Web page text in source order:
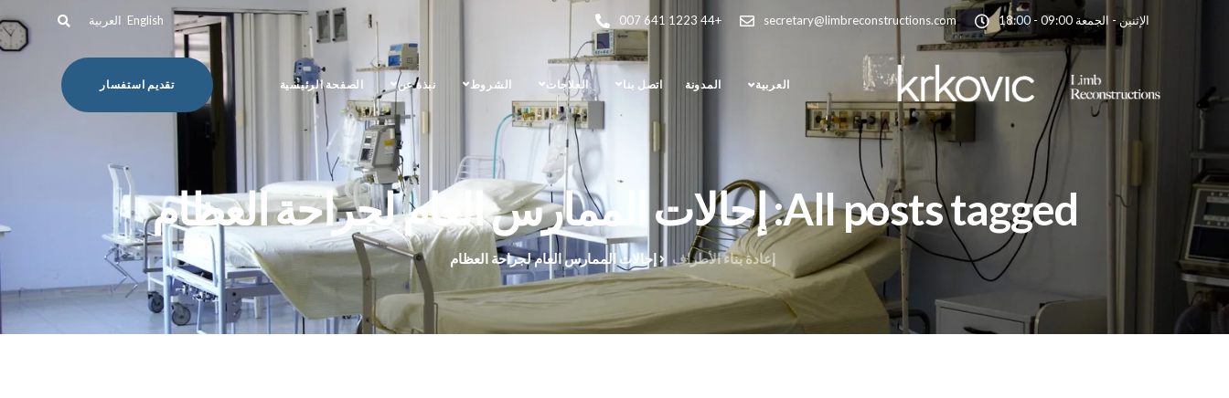
+44 1223 641 007 secretary@limbreconstructions.com الإثنين - الجمعة 09:00 - 18:00 العربية English
الصفحة الرئيسية نبذة عن الشروط العلاجات اتصل بنا المدونة العربية تقديم استفسار
All posts tagged: إحالات الممارس العام لجراحة العظام
إعادة بناء الأطراف إحالات الممارس العام لجراحة العظام